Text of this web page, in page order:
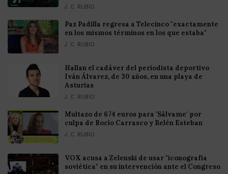
J. C. RUBIO
Paz Padilla regresa a Telecinco "exactamente
en los mismos términos en los que estaba"
J. C. RUBIO
Hallan el cadáver del periodista deportivo
Iván Álvarez, de 30 años, en una playa de
Asturias
J. C. RUBIO
Multazo de 674 euros para 'Sálvame' por
culpa de Rocío Carrasco y Belén Esteban
J. C. RUBIO
VOX acusa a Zelenski de usar "iconografía
soviética" en su intervención ante el Congreso